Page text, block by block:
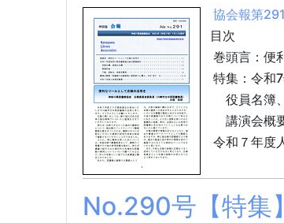
協会報第
目次
巻頭言：便
特集：令和
役員名簿、
講演会概要
令和７年度
No.290号【特